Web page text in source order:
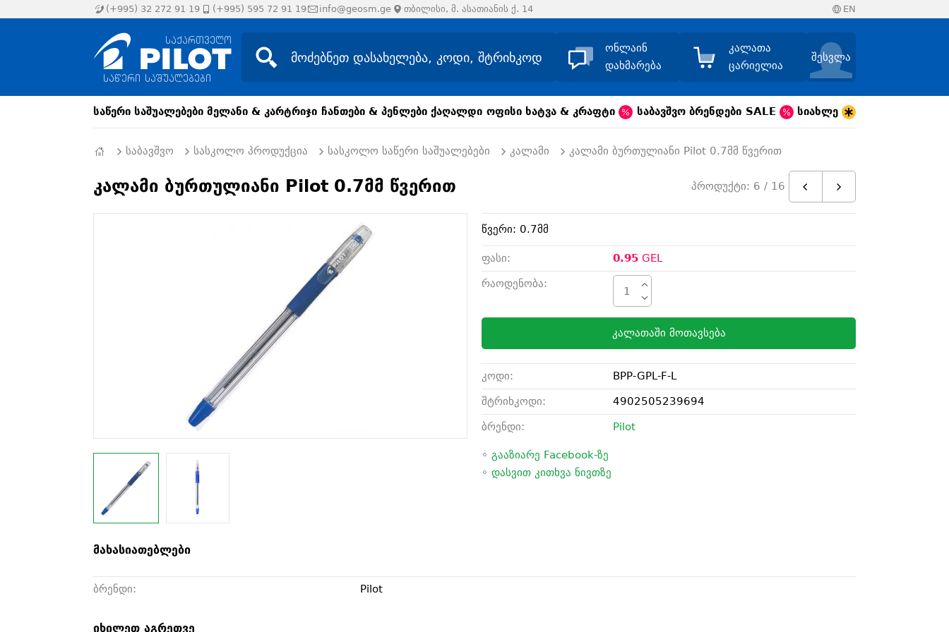
(+995) 32 272 91 19 (+995) 595 72 91 19 info@geosm.ge თბილისი, მ. ასათიანის ქ. 14 EN
ონლაინ
დახმარება
კალათა
ცარიელია
შესვლა
საწერი საშუალებები მელანი & კარტრიჯი ჩანთები & პენლები ქაღალდი ოფისი ხატვა & კრაფტი საბავშვო ბრენდები SALE სიახლე
საბავშვო სასკოლო პროდუქცია სასკოლო საწერი საშუალებები კალამი კალამი ბურთულიანი Pilot 0.7მმ წვერით
კალამი ბურთულიანი Pilot 0.7მმ წვერით პროდუქტი: 6 / 16
წვერი: 0.7მმ
ფასი: 0.95GEL
რაოდენობა:
კალათაში მოთავსება
კოდი:
BPP-GPL-F-L
შტრიხკოდი:
4902505239694
ბრენდი:
Pilot
◦ გააზიარე Facebook-ზე
◦ დასვით კითხვა ნივთზე
მახასიათებლები
ბრენდი: Pilot
იხილეთ აგრეთვე